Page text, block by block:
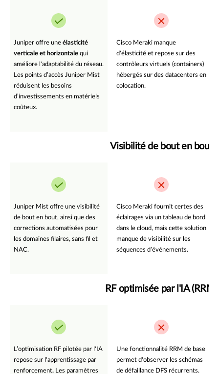
Juniper offre une élasticité
verticale et horizontale qui
améliore l'adaptabilité du réseau.
Les points d’accès Juniper Mist
réduisent les besoins
d’investissements en matériels
coûteux.
Cisco Meraki manque
d'élasticité et repose sur des
contrôleurs virtuels (containers)
hébergés sur des datacenters en
colocation.
Visibilité de bout en bout
Juniper Mist offre une visibilité
de bout en bout, ainsi que des
corrections automatisées pour
les domaines filaires, sans fil et
NAC.
Cisco Meraki fournit certes des
éclairages via un tableau de bord
dans le cloud, mais cette solution
manque de visibilité sur les
séquences d’événements.
RF optimisée par l'IA (RRM)
L’optimisation RF pilotée par l'IA
repose sur l'apprentissage par
renforcement. Les paramètres
Une fonctionnalité RRM de base
permet d'observer les schémas
de défaillance DFS récurrents.